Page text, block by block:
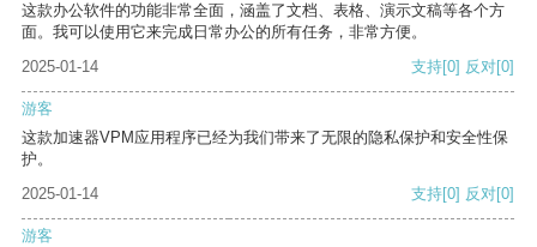
这款办公软件的功能非常全面，涵盖了文档、表格、演示文稿等各个方
面。我可以使用它来完成日常办公的所有任务，非常方便。
2025-01-14
支持[0] 反对[0]
游客
这款加速器VPM应用程序已经为我们带来了无限的隐私保护和安全性保
护。
2025-01-14
支持[0] 反对[0]
游客